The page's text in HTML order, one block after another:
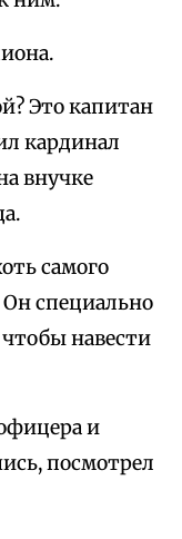
Это капитан
кардинал
внучке
самого
Он специально
навести
и
посмотрел